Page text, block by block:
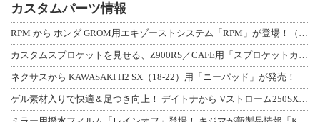
カスタムパーツ情報
ネクサスから KAWASAKI H2 SX（18-22）用「ニーパッド」が発売！